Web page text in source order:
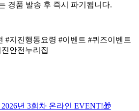
경품 발송 후 즉시 파기됩니다.
#지진행동요령 #이벤트 #퀴즈이벤트
안전누리집
년 3회차 온라인 EVENT!🎁